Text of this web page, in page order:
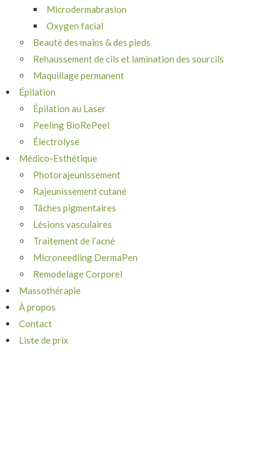
Microdermabrasion
Oxygen facial
Beauté des mains & des pieds
Rehaussement de cils et lamination des sourcils
Maquillage permanent
Épilation
Épilation au Laser
Peeling BioRePeel
Électrolyse
Médico-Esthétique
Photorajeunissement
Rajeunissement cutané
Tâches pigmentaires
Lésions vasculaires
Traitement de l’acné
Microneedling DermaPen
Remodelage Corporel
Massothérapie
À propos
Contact
Liste de prix